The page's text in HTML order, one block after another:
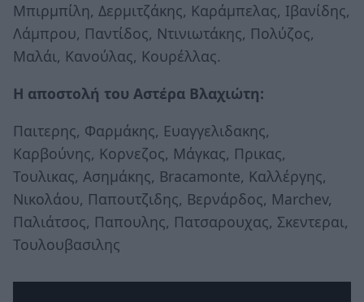
Μπιρμπίλη, Δερμιτζάκης, Καράμπελας, Ιβανίδης,
Λάμπρου, Παντίδος, Ντινιωτάκης, Πολύζος,
Μαλάι, Κανούλας, Κουρέλλας.
Η αποστολή του Αστέρα Βλαχιώτη:
Παιτερης, Φαρμάκης, Ευαγγελιδακης,
Καρβούνης, Κορνεζος, Μάγκας, Πρικας,
Τουλικας, Ασημάκης, Bracamonte, Καλλέργης,
Νικολάου, Παπουτζιδης, Βερνάρδος, Marchev,
Παλιάτσος, Παπουλης, Πατσαρουχας, Σκεντεραι,
Τουλουβασιλης